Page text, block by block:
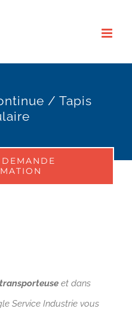
/ Tapis
et dans
Service Industrie vous